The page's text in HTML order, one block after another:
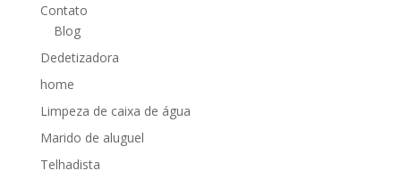
Contato
Blog
Dedetizadora
home
Limpeza de caixa de água
Marido de aluguel
Telhadista